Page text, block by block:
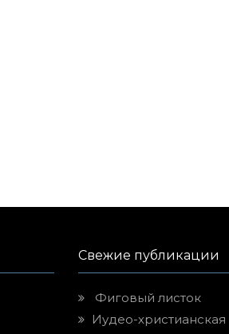
Свежие публикации
Фиговый листок
Иудео-христианская